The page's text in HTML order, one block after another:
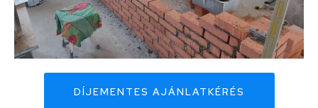
DÍJEMENTES AJÁNLATKÉRÉS